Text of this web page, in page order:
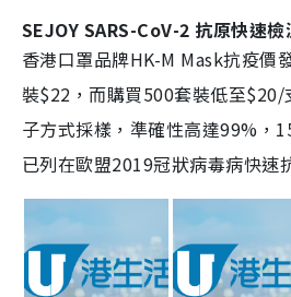
SEJOY SARS-CoV-2 抗原快速檢
香港口罩品牌HK-M Mask抗疫價
裝$22，而購買500套裝低至$20/
子方式採樣，準確性高達99%，
已列在歐盟2019冠狀病毒病快速